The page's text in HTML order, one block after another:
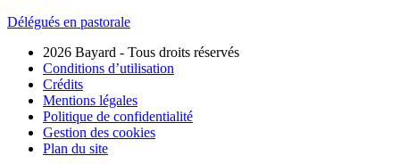
Délégués en pastorale
2026 Bayard - Tous droits réservés
Conditions d’utilisation
Crédits
Mentions légales
Politique de confidentialité
Gestion des cookies
Plan du site